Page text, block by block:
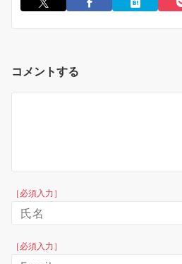
コメントする
［必須入力］
［必須入力］